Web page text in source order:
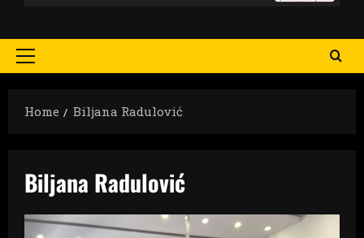
Primary
Home
Biljana Radulović
Biljana Radulović